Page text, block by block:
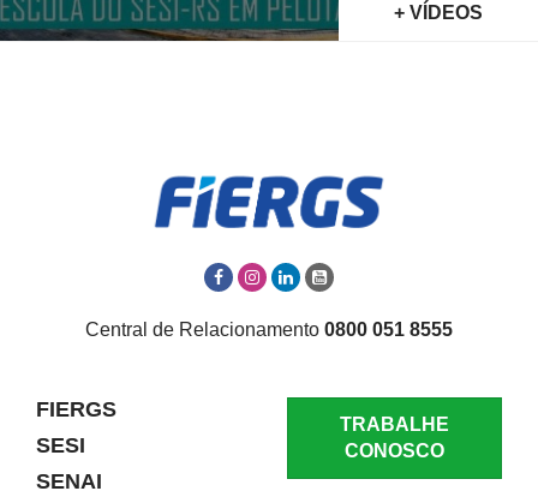
+ VÍDEOS
Central de Relacionamento 0800 051 8555
FIERGS
SESI
SENAI
TRABALHE
CONOSCO